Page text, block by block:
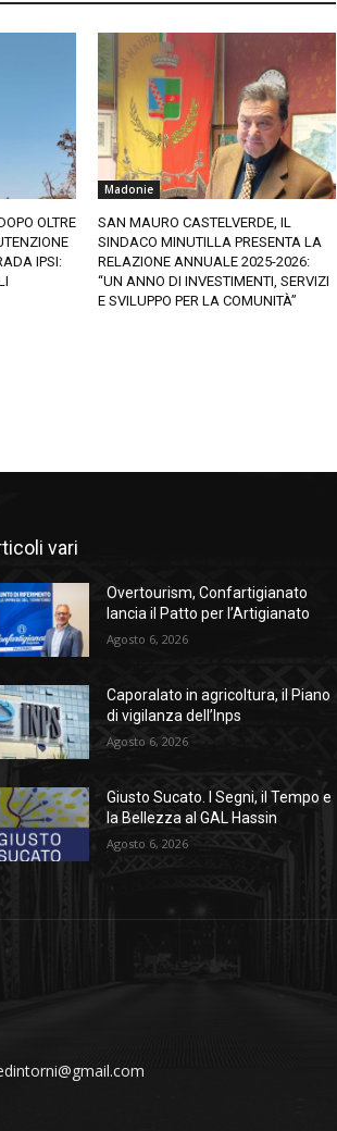
OLTRE
IPSI:
Madonie
SAN MAURO CASTELVERDE, IL
SINDACO MINUTILLA PRESENTA LA
RELAZIONE ANNUALE 2025-2026:
“UN ANNO DI INVESTIMENTI, SERVIZI
E SVILUPPO PER LA COMUNITÀ”
vari
Overtourism, Confartigianato
lancia il Patto per l’Artigianato
Agosto 6, 2026
Caporalato in agricoltura, il Piano
di vigilanza dell’Inps
Agosto 6, 2026
Giusto Sucato. I Segni, il Tempo e
la Bellezza al GAL Hassin
Agosto 6, 2026